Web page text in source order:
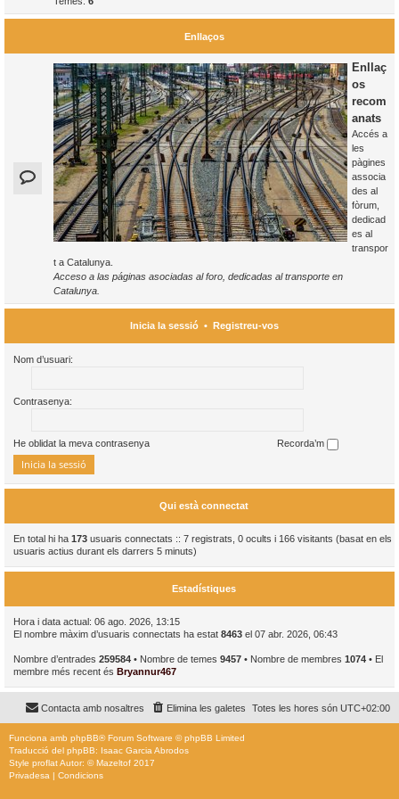
Enllaços
Enllaç
os
recom
anats
Accés a
les
pàgines
associa
des al
fòrum,
dedicad
es al
transpor
t a Catalunya.
Acceso a las páginas asociadas al foro, dedicadas al transporte en
Catalunya.
Inicia la sessió• Registreu-vos
Nom d’usuari:
Contrasenya:
He oblidat la meva contrasenya Recorda’m
Qui està connectat
En total hi ha 173 usuaris connectats :: 7 registrats, 0 ocults i 166 visitants (basat en els
usuaris actius durant els darrers 5 minuts)
Estadístiques
Hora i data actual: 06 ago. 2026, 13:15
El nombre màxim d’usuaris connectats ha estat 8463 el 07 abr. 2026, 06:43
Nombre d’entrades 259584 • Nombre de temes 9457 • Nombre de membres 1074 • El
membre més recent és Bryannur467
Totes les hores són UTC+02:00
Elimina les galetes
Contacta amb nosaltres
Funciona amb phpBB® Forum Software © phpBB Limited
Traducció del phpBB: Isaac Garcia Abrodos
Style proflatAutor: ©Mazeltof 2017
Privadesa | Condicions